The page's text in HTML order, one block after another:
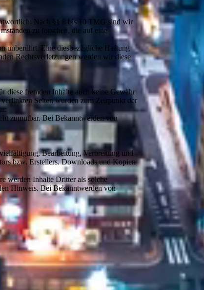
Nach §§ 8 bis 10 TMG sind wir
zu forschen, die auf eine
unberührt. Eine diesbezügliche Haftung
Rechtsverletzungen werden wir diese
diese fremden Inhalte auch keine Gewähr
Seiten wurden zum Zeitpunkt der
zumutbar. Bei Bekanntwerden von
Bearbeitung, Verbreitung und
bzw. Erstellers. Downloads und Kopien
werden Inhalte Dritter als solche
Hinweis. Bei Bekanntwerden von